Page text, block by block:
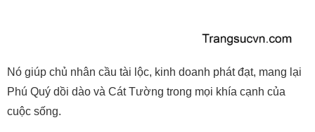
Nó giúp chủ nhân cầu tài lộc, kinh doanh phát đạt, mang lại
Phú Quý dồi dào và Cát Tường trong mọi khía cạnh của
cuộc sống.